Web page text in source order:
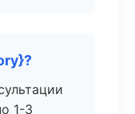
1-3